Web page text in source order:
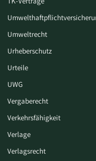
Umweltrecht
Urheberschutz
Urteile
UWG
Vergaberecht
Verkehrsfähigkeit
Verlage
Verlagsrecht